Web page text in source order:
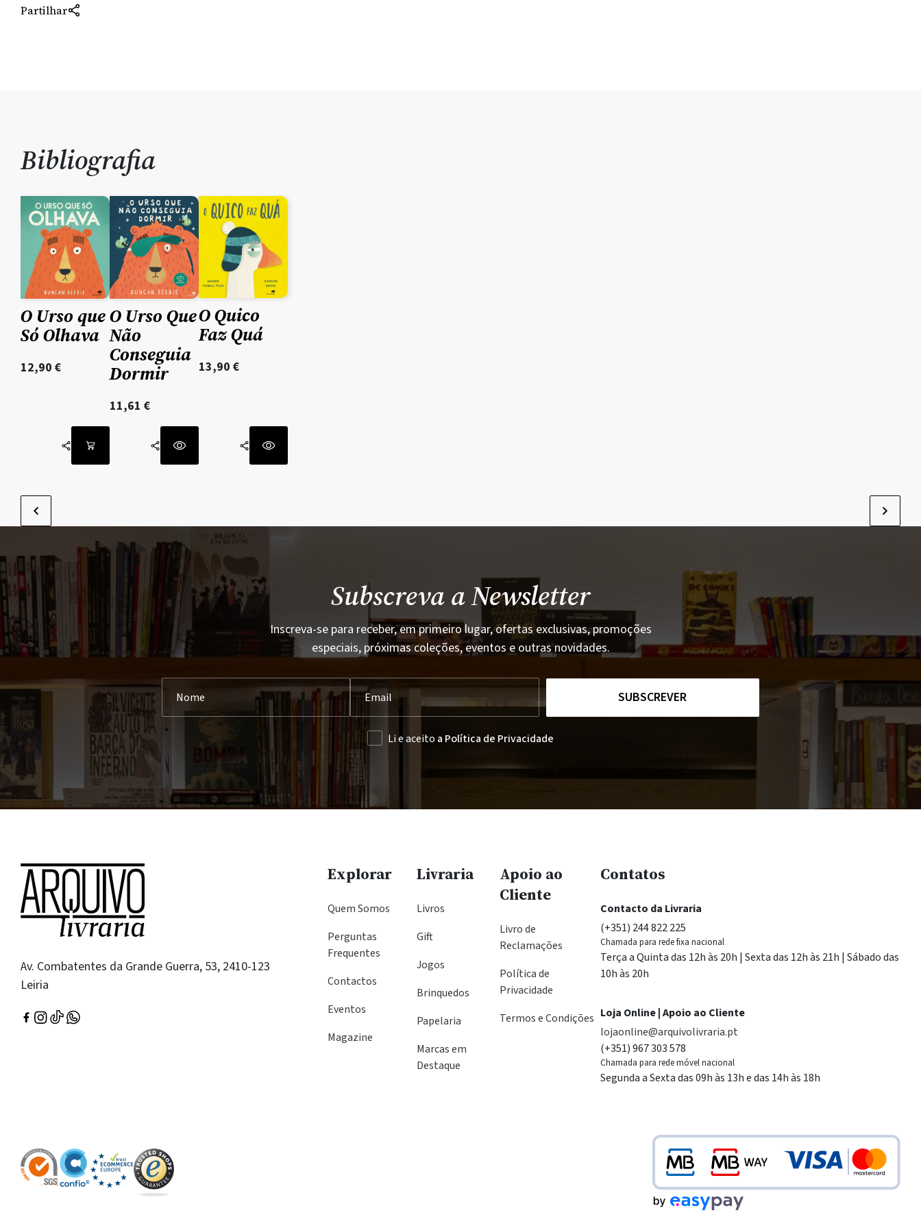
Partilhar
Bibliografia
O Urso que
Só Olhava
12,90 €
O Urso Que
Não
Conseguia
Dormir
11,61 €
O Quico
Faz Quá
13,90 €
Subscreva a Newsletter
Inscreva-se para receber, em primeiro lugar, ofertas exclusivas, promoções
especiais, próximas coleções, eventos e outras novidades.
SUBSCREVER
Li e aceito a Política de Privacidade
Av. Combatentes da Grande Guerra, 53, 2410-123
Leiria
Explorar
Quem Somos
Perguntas
Frequentes
Contactos
Eventos
Magazine
Livraria
Livros
Gift
Jogos
Brinquedos
Papelaria
Marcas em
Destaque
Apoio ao
Cliente
Livro de
Reclamações
Política de
Privacidade
Termos e Condições
Contatos
Contacto da Livraria
(+351) 244 822 225
Chamada para rede fixa nacional
Terça a Quinta das 12h às 20h | Sexta das 12h às 21h | Sábado das
10h às 20h
Loja Online | Apoio ao Cliente
lojaonline@arquivolivraria.pt
(+351) 967 303 578
Chamada para rede móvel nacional
Segunda a Sexta das 09h às 13h e das 14h às 18h